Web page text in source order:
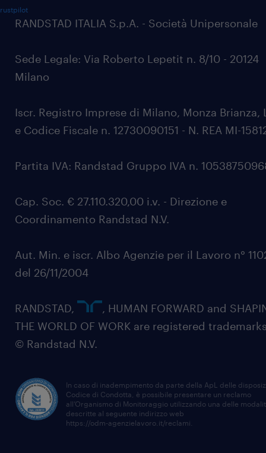
RANDSTAD ITALIA S.p.A. - Società Unipersonale
Sede Legale: Via Roberto Lepetit n. 8/10 - 20124
Milano
Iscr. Registro Imprese di Milano, Monza Brianza,
e Codice Fiscale n. 12730090151 - N. REA MI-
Partita IVA: Randstad Gruppo IVA n.
Cap. Soc. € 27.110.320,00 i.v. - Direzione e
Coordinamento Randstad N.V.
Aut. Min. e iscr. Albo Agenzie per il Lavoro n°
del 26/11/2004
RANDSTAD,
, HUMAN FORWARD and
THE WORLD OF WORK are registered
© Randstad N.V.
In caso di inadempimento da parte della ApL delle
Codice di Condotta, è possibile presentare un reclamo
all’Organismo di Monitoraggio utilizzando una delle
descritte al seguente indirizzo web
https://odm-agenzielavoro.it/reclami